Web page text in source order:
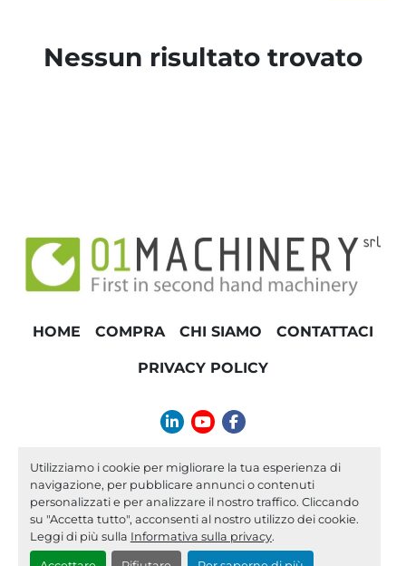
Utilizziamo i cookie per migliorare la tua esperienza di
navigazione, per pubblicare annunci o contenuti
personalizzati e per analizzare il nostro traffico. Cliccando
su "Accetta tutto", acconsenti al nostro utilizzo dei cookie.
Leggi di più sulla Informativa sulla privacy.
ANNONessun risultato trovato
HOME COMPRA CHI SIAMO CONTATTACI
PRIVACY POLICY
linkedinyoutubefacebook
info@01machinery.com
Machinio Systemsito web diMachinio
Personalizza le preferenze sui Cookies